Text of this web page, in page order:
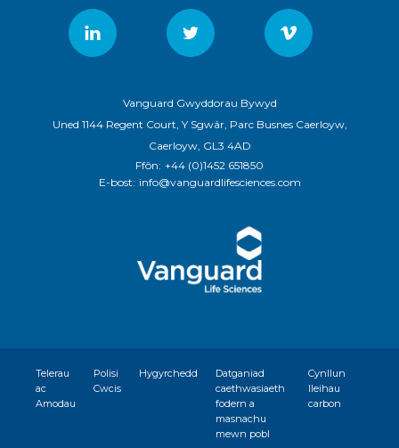
Vanguard Gwyddorau Bywyd
Uned 1144 Regent Court, Y Sgwâr, Parc Busnes Caerloyw,
Caerloyw, GL3 4AD
Ffôn: +44 (0)1452 651850
E-bost: info@vanguardlifesciences.com
Telerau
ac
Amodau
Polisi
Cwcis
Hygyrchedd
Datganiad
caethwasiaeth
fodern a
masnachu
mewn pobl
Cynllun
lleihau
carbon